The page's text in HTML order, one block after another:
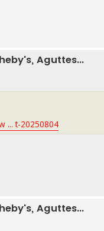
Aguttes...
... t-20250804
Aguttes...